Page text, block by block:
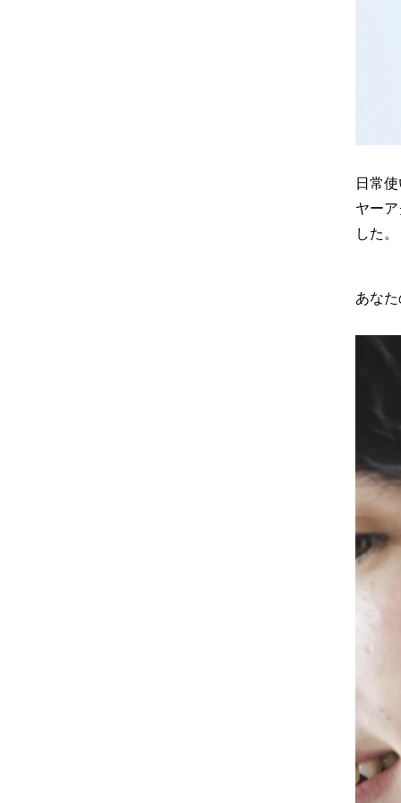
日常
ヤー
した。
あな